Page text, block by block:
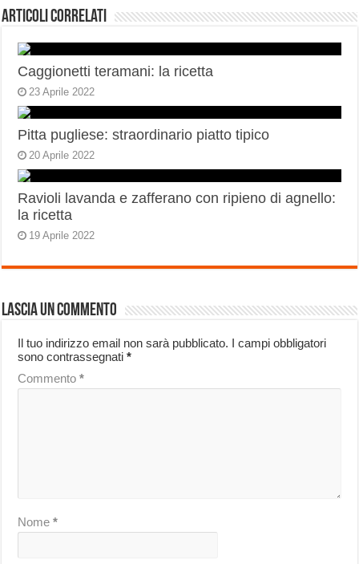
Articoli correlati
Caggionetti teramani: la ricetta
23 Aprile 2022
Pitta pugliese: straordinario piatto tipico
20 Aprile 2022
Ravioli lavanda e zafferano con ripieno di agnello:
la ricetta
19 Aprile 2022
Lascia un commento
Il tuo indirizzo email non sarà pubblicato. I campi obbligatori
sono contrassegnati*
Commento*
Nome*